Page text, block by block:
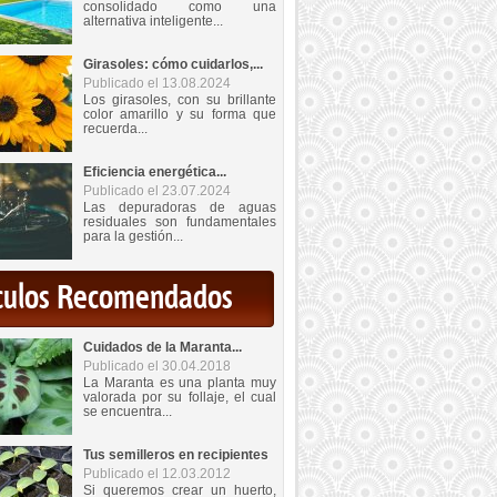
consolidado como una
alternativa inteligente...
Girasoles: cómo cuidarlos,...
Publicado el 13.08.2024
Los girasoles, con su brillante
color amarillo y su forma que
recuerda...
Eficiencia energética...
Publicado el 23.07.2024
Las depuradoras de aguas
residuales son fundamentales
para la gestión...
Recomendados
Cuidados de la Maranta...
Publicado el 30.04.2018
La Maranta es una planta muy
valorada por su follaje, el cual
se encuentra...
Tus semilleros en recipientes
Publicado el 12.03.2012
Si queremos crear un huerto,